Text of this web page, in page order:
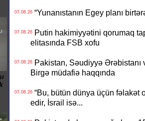
07.08.26“Yunanıstanın Egey planı
07.08.26Putin hakimiyyətini qorumaq
elitasında FSB xofu
07.08.26Pakistan, Səudiyyə Ərəbistanı
Birgə müdafiə haqqında
07.08.26“Bu, bütün dünya üçün fəlakət
edir, İsrail isə...